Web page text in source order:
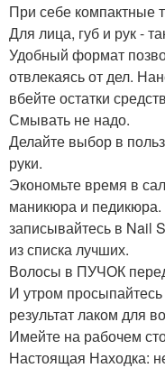
При себе компактные
Для лица, губ и рук -
Удобный формат
отвлекаясь от дел.
вбейте остатки
Смывать не надо.
Делайте выбор в
руки.
Экономьте время в
маникюра и педикюра.
записывайтесь в Nail
из списка лучших.
Волосы в ПУЧОК
И утром
результат лаком для
Имейте на рабочем
Настоящая Находка: